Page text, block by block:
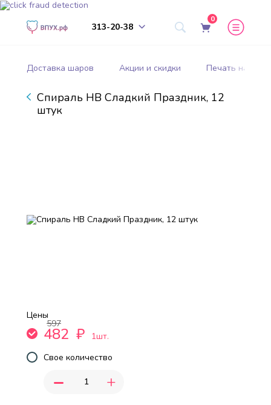
313-20-38
0
Доставка шаров Акции и скидки Печать на
Спираль HB Сладкий Праздник, 12
штук
Цены
597
482 ₽
1шт.
Свое количество
- +